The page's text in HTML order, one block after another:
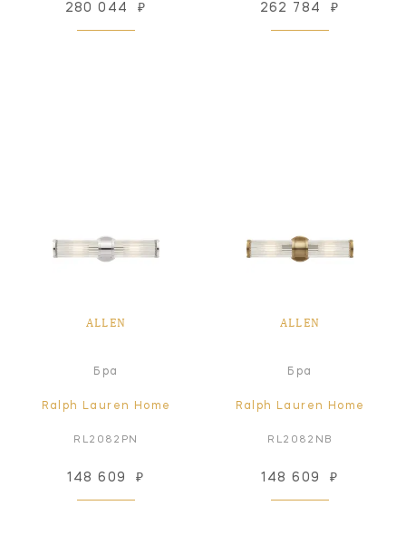
280 044 ₽ 262 784 ₽
ALLEN
Бра
Ralph Lauren Home
RL2082PN
148 609 ₽
ALLEN
Бра
Ralph Lauren Home
RL2082NB
148 609 ₽